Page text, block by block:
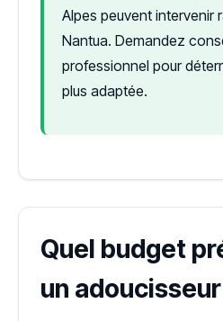
Alpes peuvent intervenir
Nantua. Demandez
professionnel pour
plus adaptée.
Quel budget
un